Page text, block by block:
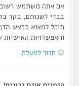
אם אתה משתמש רשום, כל
בכדי לשנותם, בקר
תוכל למצוא בראש הדף.
והאפשרויות האישיות שלך.
חזור למעלה